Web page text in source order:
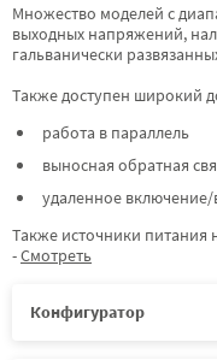
Множество моделей с
выходных напряжений,
гальванически
Также доступен широкий
работа в параллель
выносная обратная
удаленное
Также источники питания
-Смотреть
Конфигуратор